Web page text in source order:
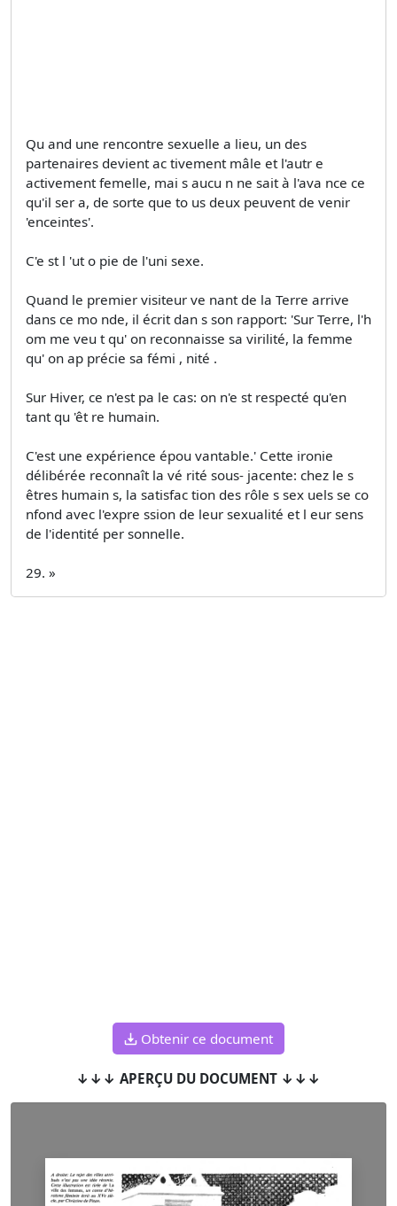
Qu and une rencontre sexuelle a lieu, un des
partenaires devient ac tivement mâle et l'autr e
activement femelle, mai s aucu n ne sait à l'ava nce ce
qu'il ser a, de sorte que to us deux peuvent de venir
'enceintes'.
C'e st l 'ut o­ pie de l'uni sexe.
Quand le premier visiteur ve nant de la Terre arrive
dans ce mo nde, il écrit dan s son rapport: 'Sur Terre, l'h
om me veu t qu' on reconnaisse sa virilité, la femme
qu' on ap précie sa fémi , nité .
Sur Hiver, ce n'est pa le cas: on n'e st respecté qu'en
tant qu 'êt re humain.
C'est une expérience épou­ vantable.' Cette ironie
délibérée reconnaît la vé rité sous- jacente: chez le s
êtres humain s, la satisfac tion des rôle s sex uels se co
nfond avec l'expre ssion de leur sexualité et l eur sens
de l'identité per sonnelle.
29. »
Obtenir ce document
↓↓↓ APERÇU DU DOCUMENT ↓↓↓